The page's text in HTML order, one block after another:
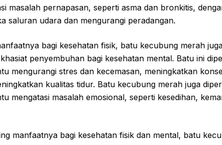
masalah pernapasan, seperti asma dan bronkitis,
saluran udara dan mengurangi peradangan.
bagi kesehatan fisik, batu kecubung merah
penyembuhan bagi kesehatan mental. Batu ini
mengurangi stres dan kecemasan, meningkatkan
kualitas tidur. Batu kecubung merah juga
mengatasi masalah emosional, seperti kesedihan,
manfaatnya bagi kesehatan fisik dan mental, batu